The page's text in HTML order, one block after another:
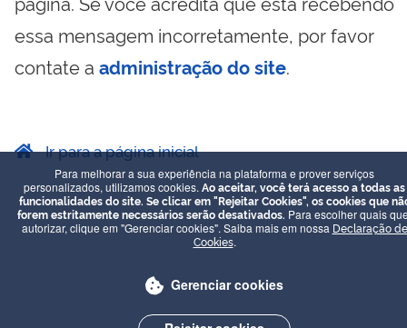
essa mensagem incorretamente, por favor
contate a administração do site.
Ir para a página inicial
Para melhorar a sua experiência na plataforma e prover serviços
personalizados, utilizamos cookies. Ao aceitar, você terá acesso a todas as
funcionalidades do site. Se clicar em "Rejeitar Cookies", os cookies que
forem estritamente necessários serão desativados. Para escolher quais
autorizar, clique em "Gerenciar cookies". Saiba mais em nossa Declaração de
Cookies.
Gerenciar cookies